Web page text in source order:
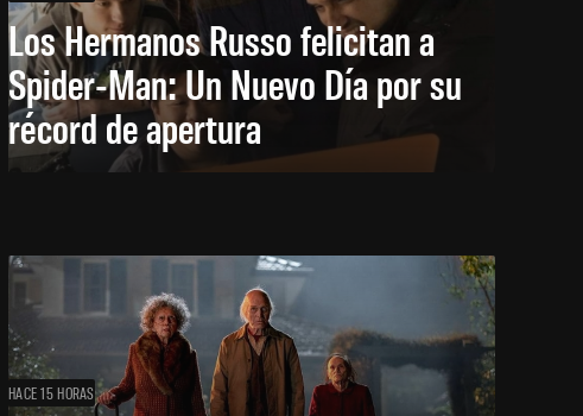
Los Hermanos Russo felicitan a
Spider-Man: Un Nuevo Día por su
récord de apertura
HACE 15 HORAS